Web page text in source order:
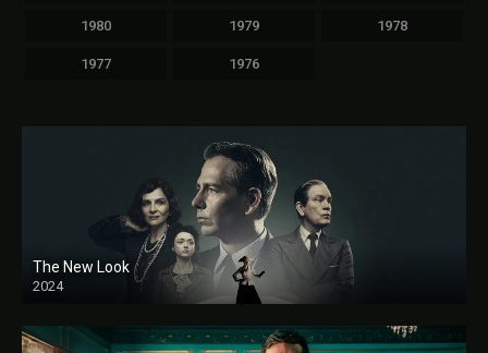
1980 1979 1978
1977 1976
The New Look
2024